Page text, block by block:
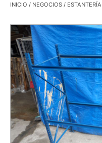
INICIO / NEGOCIOS /